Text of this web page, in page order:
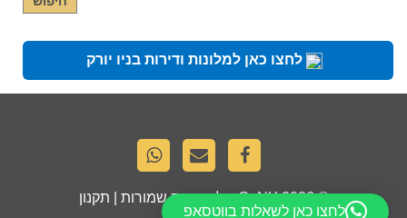
לחצו כאן למלונות ודירות בניו יורק
© 2026
GoNY. כל הזכויות שמורות | תקנון
לחצו כאן לשאלות בווטסאפ